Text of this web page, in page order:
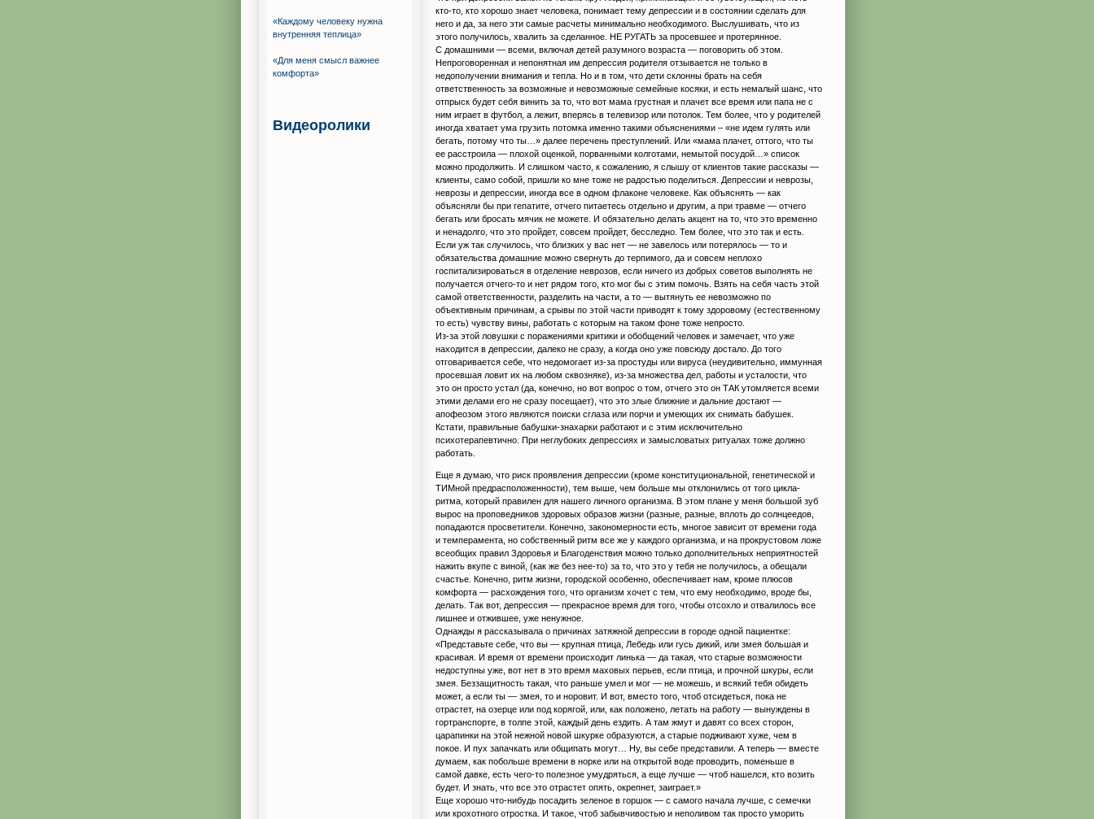
кто-то, кто хорошо знает человека, понимает тему депрессии и в состоянии сделать для
него и да, за него эти самые расчеты минимально необходимого. Выслушивать, что из
этого получилось, хвалить за сделанное. НЕ РУГАТЬ за просевшее и протерянное.
С домашними — всеми, включая детей разумного возраста — поговорить об этом.
Непроговоренная и непонятная им депрессия родителя отзывается не только в
недополучении внимания и тепла. Но и в том, что дети склонны брать на себя
ответственность за возможные и невозможные семейные косяки, и есть немалый шанс, что
отпрыск будет себя винить за то, что вот мама грустная и плачет все время или папа не с
ним играет в футбол, а лежит, вперясь в телевизор или потолок. Тем более, что у родителей
иногда хватает ума грузить потомка именно такими объяснениями – «не идем гулять или
бегать, потому что ты…» далее перечень преступлений. Или «мама плачет, оттого, что ты
ее расстроила — плохой оценкой, порванными колготами, немытой посудой…» список
можно продолжить. И слишком часто, к сожалению, я слышу от клиентов такие рассказы —
клиенты, само собой, пришли ко мне тоже не радостью поделиться. Депрессии и неврозы,
неврозы и депрессии, иногда все в одном флаконе человеке. Как объяснять — как
объясняли бы при гепатите, отчего питаетесь отдельно и другим, а при травме — отчего
бегать или бросать мячик не можете. И обязательно делать акцент на то, что это временно
и ненадолго, что это пройдет, совсем пройдет, бесследно. Тем более, что это так и есть.
Если уж так случилось, что близких у вас нет — не завелось или потерялось — то и
обязательства домашние можно свернуть до терпимого, да и совсем неплохо
госпитализироваться в отделение неврозов, если ничего из добрых советов выполнять не
получается отчего-то и нет рядом того, кто мог бы с этим помочь. Взять на себя часть этой
самой ответственности, разделить на части, а то — вытянуть ее невозможно по
объективным причинам, а срывы по этой части приводят к тому здоровому (естественному
то есть) чувству вины, работать с которым на таком фоне тоже непросто.
Из-за этой ловушки с поражениями критики и обобщений человек и замечает, что уже
находится в депрессии, далеко не сразу, а когда оно уже повсюду достало. До того
отговаривается себе, что недомогает из-за простуды или вируса (неудивительно, иммунная
просевшая ловит их на любом сквозняке), из-за множества дел, работы и усталости, что
это он просто устал (да, конечно, но вот вопрос о том, отчего это он ТАК утомляется всеми
этими делами его не сразу посещает), что это злые ближние и дальние достают —
апофеозом этого являются поиски сглаза или порчи и умеющих их снимать бабушек.
Кстати, правильные бабушки-знахарки работают и с этим исключительно
психотерапевтично. При неглубоких депрессиях и замысловатых ритуалах тоже должно
работать.
Еще я думаю, что риск проявления депрессии (кроме конституциональной, генетической и
ТИМной предрасположенности), тем выше, чем больше мы отклонились от того цикла-
ритма, который правилен для нашего личного организма. В этом плане у меня большой зуб
вырос на проповедников здоровых образов жизни (разные, разные, вплоть до солнцеедов,
попадаются просветители. Конечно, закономерности есть, многое зависит от времени года
и темперамента, но собственный ритм все же у каждого организма, и на прокрустовом ложе
всеобщих правил Здоровья и Благоденствия можно только дополнительных неприятностей
нажить вкупе с виной, (как же без нее-то) за то, что это у тебя не получилось, а обещали
счастье. Конечно, ритм жизни, городской особенно, обеспечивает нам, кроме плюсов
комфорта — расхождения того, что организм хочет с тем, что ему необходимо, вроде бы,
делать. Так вот, депрессия — прекрасное время для того, чтобы отсохло и отвалилось все
лишнее и отжившее, уже ненужное.
Однажды я рассказывала о причинах затяжной депрессии в городе одной пациентке:
«Представьте себе, что вы — крупная птица, Лебедь или гусь дикий, или змея большая и
красивая. И время от времени происходит линька — да такая, что старые возможности
недоступны уже, вот нет в это время маховых перьев, если птица, и прочной шкуры, если
змея. Беззащитность такая, что раньше умел и мог — не можешь, и всякий тебя обидеть
может, а если ты — змея, то и норовит. И вот, вместо того, чтоб отсидеться, пока не
отрастет, на озерце или под корягой, или, как положено, летать на работу — вынуждены в
гортранспорте, в толпе этой, каждый день ездить. А там жмут и давят со всех сторон,
царапинки на этой нежной новой шкурке образуются, а старые подживают хуже, чем в
покое. И пух запачкать или общипать могут… Ну, вы себе представили. А теперь — вместе
думаем, как побольше времени в норке или на открытой воде проводить, поменьше в
самой давке, есть чего-то полезное умудряться, а еще лучше — чтоб нашелся, кто возить
будет. И знать, что все это отрастет опять, окрепнет, заиграет.»
Еще хорошо что-нибудь посадить зеленое в горшок — с самого начала лучше, с семечки
или крохотного отростка. И такое, чтоб забывчивостью и неполивом так просто уморить
«Каждому человеку нужна
внутренняя теплица»
«Для меня смысл важнее
комфорта»
Видеоролики